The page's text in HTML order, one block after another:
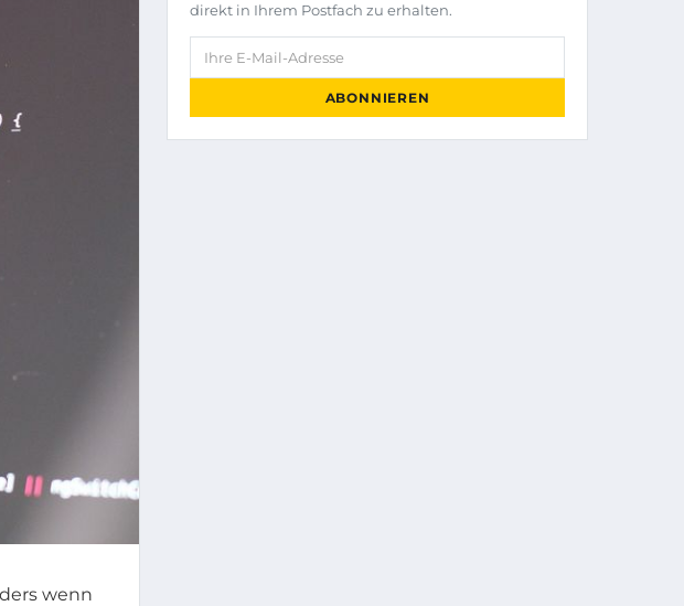
wenn
direkt in Ihrem Postfach zu erhalten.
Ihre E-Mail-Adresse
ABONNIEREN